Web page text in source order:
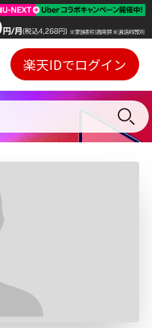
Webプレイヤー
ご契約内容の確認・変更
楽天IDでログイン